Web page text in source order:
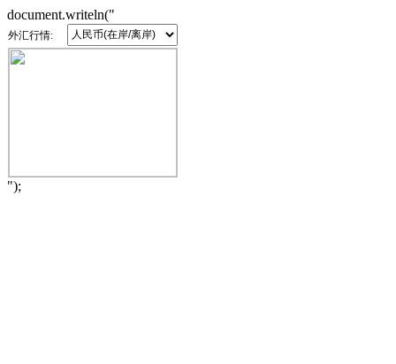
document.writeln("
外汇行情:
");